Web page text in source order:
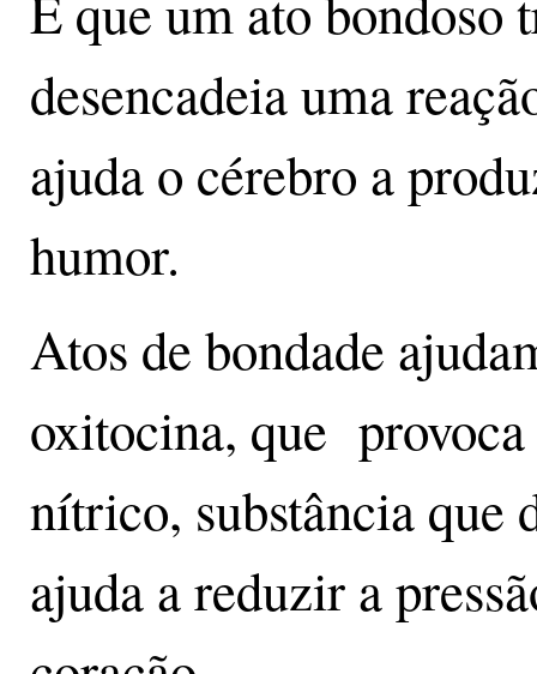
desencadeia uma
ajuda o cérebro a
humor.
Atos de bondade
oxitocina, que
nítrico, substância que
ajuda a reduzir a